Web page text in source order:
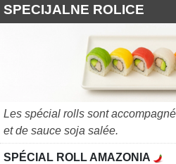
SPECIJALNE ROLICE
Les spécial rolls sont
et de sauce soja salée.
SPÉCIAL ROLL AMAZONIA